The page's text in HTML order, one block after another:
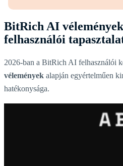
BitRich AI
felhasználói
2026-ban a BitRich AI felhasználói
vélemények alapján egyértelműen
hatékonysága.